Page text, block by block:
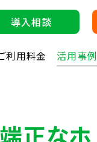
導入相談
利用料金 活用事例
正なホ